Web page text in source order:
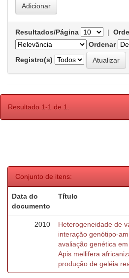
Resultados/Página |
Ordenar
Registro(s)
Resultado 1-1 de 1.
Conjunto de itens:
Data do
documento
Título
2010
Heterogeneidade de
interação genótipo-
avaliação genética
Apis mellifera
produção de geléia